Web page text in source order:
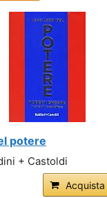
potere
+ Castoldi
Acquista